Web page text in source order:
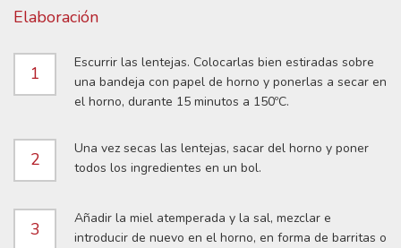
Elaboración
1
Escurrir las lentejas. Colocarlas bien estiradas sobre
una bandeja con papel de horno y ponerlas a secar en
el horno, durante 15 minutos a 150ºC.
2
Una vez secas las lentejas, sacar del horno y poner
todos los ingredientes en un bol.
3
Añadir la miel atemperada y la sal, mezclar e
introducir de nuevo en el horno, en forma de barritas o